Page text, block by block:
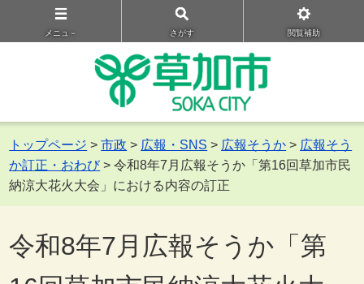
メニュ－ さがす 閲覧補助
トップページ >市政 > 広報・SNS > 広報そうか > 広報そう
か訂正・おわび> 令和8年7月広報そうか「第16回草加市民
納涼大花火大会」における内容の訂正
令和8年7月広報そうか「第